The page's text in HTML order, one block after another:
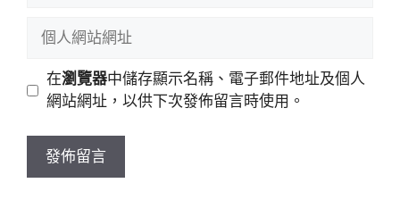
址
站
址
在瀏覽器中儲存顯示名稱、電子郵件地址及個人
網站網址，以供下次發佈留言時使用。